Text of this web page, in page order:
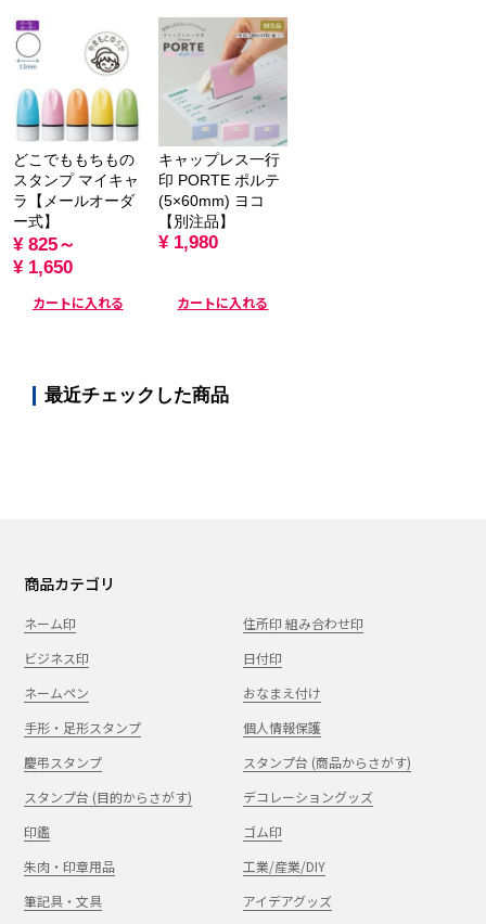
どこでももちもの
スタンプ マイキャ
ラ【メールオーダ
ー式】
¥ 825～
¥ 1,650
カートに入れる
キャップレス一行
印 PORTE ポルテ
(5×60mm) ヨコ
【別注品】
¥ 1,980
カートに入れる
最近チェックした商品
商品カテゴリ
ネーム印
住所印 組み合わせ印
ビジネス印
日付印
ネームペン
おなまえ付け
手形・足形スタンプ
個人情報保護
慶弔スタンプ
スタンプ台 (商品からさがす)
スタンプ台 (目的からさがす)
デコレーショングッズ
印鑑
ゴム印
朱肉・印章用品
工業/産業/DIY
筆記具・文具
アイデアグッズ